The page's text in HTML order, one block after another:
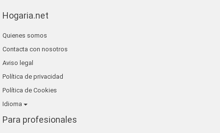
Hogaria.net
Quienes somos
Contacta con nosotros
Aviso legal
Política de privacidad
Política de Cookies
Idioma
Para profesionales